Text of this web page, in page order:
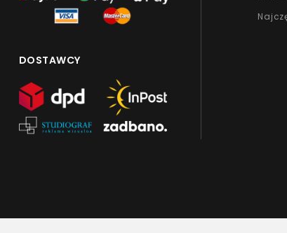
DOSTAWCY